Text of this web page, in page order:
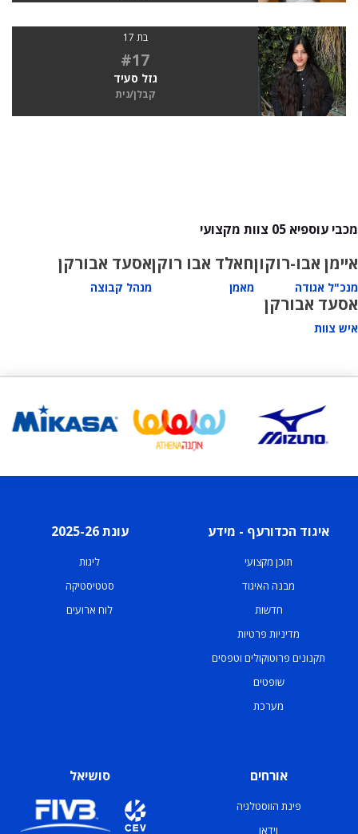
בת 17
#17
גזל סעיד
קבלן/נית
מכבי עוספיא 05 צוות מקצועי
איימן אבו-רוקון
מנכ"ל אגודה
חאלד אבו רוקן
מאמן
אסעד אבורקן
מנהל קבוצה
אסעד אבורקן
איש צוות
איגוד הכדורעף - מידע
תוכן מקצועי
מבנה האיגוד
חדשות
מדיניות פרטיות
תקנונים פרוטוקולים וטפסים
שופטים
מערכת
עונת 2025-26
ליגות
סטטיסטיקה
לוח ארועים
אורחים
פינת הווסטלגיה
וידאו
סושיאל